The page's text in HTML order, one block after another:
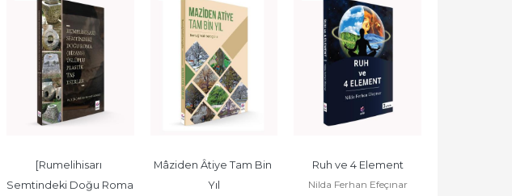
[Rumelihisarı
Semtindeki Doğu Roma
Mâziden Âtiye Tam Bin
Yıl
Ruh ve 4 Element
Nilda Ferhan Efeçınar